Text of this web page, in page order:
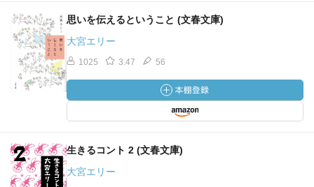
思いを伝えるということ (文春文庫)
大宮エリー
1025 3.47 56
生きるコント 2 (文春文庫)
大宮エリー